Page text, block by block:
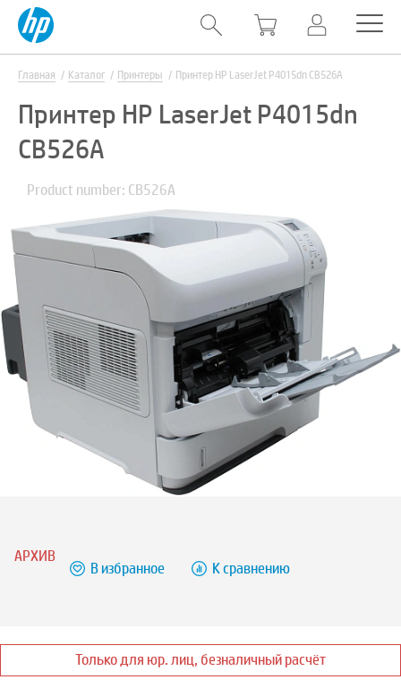
Главная Каталог Принтеры Принтер HP LaserJet P4015dn CB526A
Принтер HP LaserJet P4015dn
CB526A
Product number: CB526A
АРХИВ
В избранное К сравнению
Только для юр. лиц, безналичный расчёт